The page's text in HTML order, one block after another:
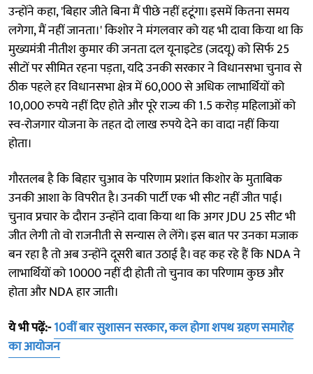
उन्होंने कहा, 'बिहार जीते बिना मैं पीछे नहीं हटूंगा। इसमें कितना समय
लगेगा, मैं नहीं जानता।' किशोर ने मंगलवार को यह भी दावा किया था कि
मुख्यमंत्री नीतीश कुमार की जनता दल यूनाइटेड (जदयू) को सिर्फ 25
सीटों पर सीमित रहना पड़ता, यदि उनकी सरकार ने विधानसभा चुनाव से
ठीक पहले हर विधानसभा क्षेत्र में 60,000 से अधिक लाभार्थियों को
10,000 रुपये नहीं दिए होते और पूरे राज्य की 1.5 करोड़ महिलाओं को
स्व-रोजगार योजना के तहत दो लाख रुपये देने का वादा नहीं किया
होता।
गौरतलब है कि बिहार चुआव के परिणाम प्रशांत किशोर के मुताबिक
उनकी आशा के विपरीत है। उनकी पार्टी एक भी सीट नहीं जीत पाई।
चुनाव प्रचार के दौरान उन्होंने दावा किया था कि अगर JDU 25 सीट भी
जीत लेगी तो वो राजनीती से सन्यास ले लेंगे। इस बात पर उनका मजाक
बन रहा है तो अब उन्होंने दूसरी बात उठाई है। वह कह रहे हैं कि NDA ने
लाभार्थियों को 10000 नहीं दी होती तो चुनाव का परिणाम कुछ और
होता और NDA हार जाती।
ये भी पढ़ें:-10वीं बार सुशासन सरकार, कल होगा शपथ ग्रहण समारोह
का आयोजन